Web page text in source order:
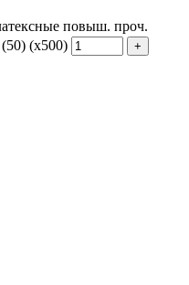
повыш. проч.
(х500)